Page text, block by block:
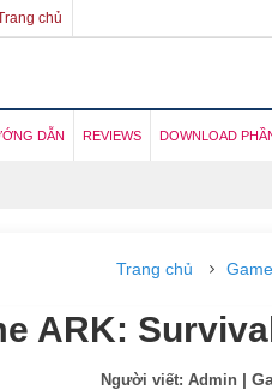
chủ
DẪN REVIEWS DOWNLOAD
Trang chủ
ARK:
Người viết: Admin |